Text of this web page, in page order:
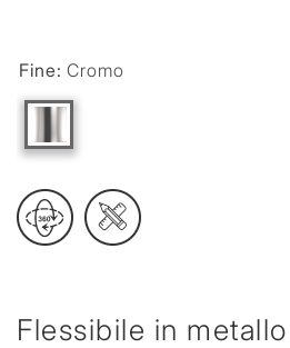
Flessibile in metallo
Fine:Cromo